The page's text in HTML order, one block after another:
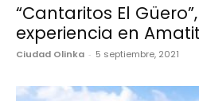
“Cantaritos El
experiencia en
Ciudad Olinka - 5 septiembre, 2021